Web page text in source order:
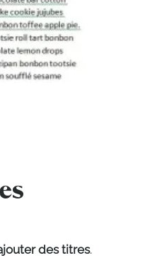
des titres.